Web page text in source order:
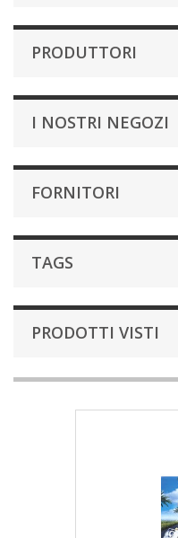
PRODUTTORI
I NOSTRI NEGOZI
FORNITORI
TAGS
PRODOTTI VISTI